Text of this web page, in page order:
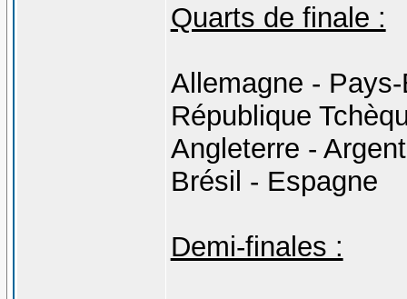
Quarts de finale :
Allemagne -
République
Angleterre -
Brésil - Espagne
Demi-finales :